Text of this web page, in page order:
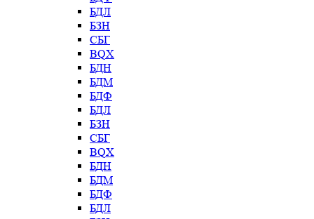
БДЛ
БЗН
СБГ
BQX
БДН
БДМ
БДФ
БДЛ
БЗН
СБГ
BQX
БДН
БДМ
БДФ
БДЛ